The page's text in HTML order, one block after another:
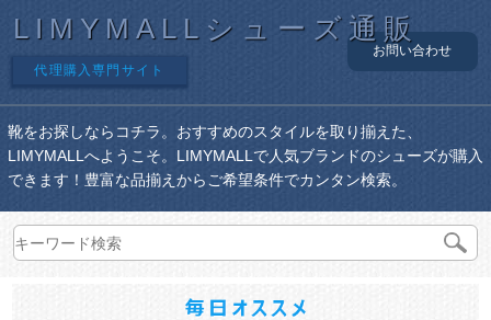
LIMYMALLシューズ通販
代理購入専門サイト
お問い合わせ
靴をお探しならコチラ。おすすめのスタイルを取り揃えた、
LIMYMALLへようこそ。LIMYMALLで人気ブランドのシューズが購入
できます！豊富な品揃えからご希望条件でカンタン検索。